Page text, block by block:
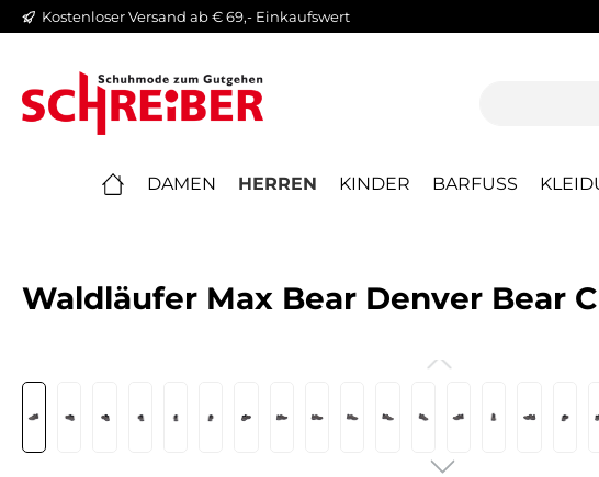
Zur Hauptnavigation springen
Kostenloser Versand ab € 69,- Einkaufswert
DAMEN HERREN KINDER BARFUSS
Waldläufer Max Bear Denver Bear
Bildergalerie überspringen